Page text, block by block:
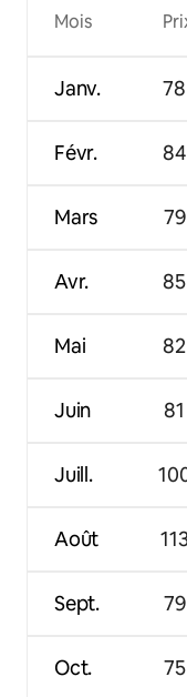
Mois
Janv.
Févr.
Mars
Avr.
Mai
Juin
Juill.
Août
Sept.
Oct.